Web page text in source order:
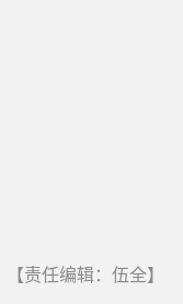
【责任编辑：伍全】